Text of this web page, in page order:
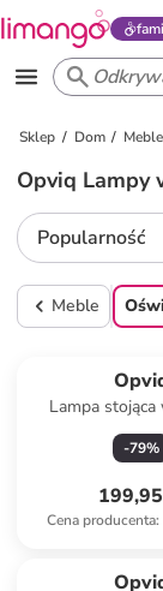
Sklep Dom Meble
Opviq Lampy
Popularność
Meble
Lampa
jasnobrązowo-
80 cm
-79%
199,95
Cena producenta: